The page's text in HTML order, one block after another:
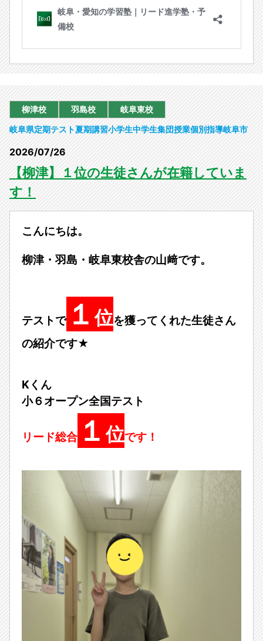
柳津校 羽島校
岐阜東校
岐阜県定期テスト夏期講習小学生中学生集団授業個別指導岐阜市
2026/07/26
【柳津】１位の生徒さんが在籍していま
す！
こんにちは。
柳津・羽島・岐阜東校舎の山﨑です。
テストで １位を獲ってくれた生徒さん
の紹介です★
Kくん
小６オープン全国テスト
リード総合 １位です！